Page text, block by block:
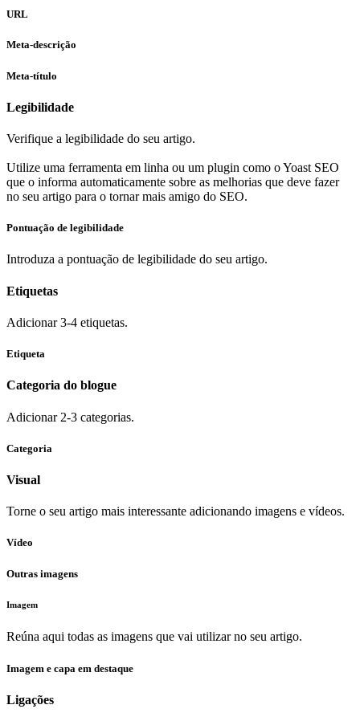
URL
Meta-descrição
Meta-título
Legibilidade
Verifique a legibilidade do seu artigo.
Utilize uma ferramenta em linha ou um plugin como o Yoast SEO
que o informa automaticamente sobre as melhorias que deve fazer
no seu artigo para o tornar mais amigo do SEO.
Pontuação de legibilidade
Introduza a pontuação de legibilidade do seu artigo.
Etiquetas
Adicionar 3-4 etiquetas.
Etiqueta
Categoria do blogue
Adicionar 2-3 categorias.
Categoria
Visual
Torne o seu artigo mais interessante adicionando imagens e vídeos.
Vídeo
Outras imagens
Imagem
Reúna aqui todas as imagens que vai utilizar no seu artigo.
Imagem e capa em destaque
Ligações